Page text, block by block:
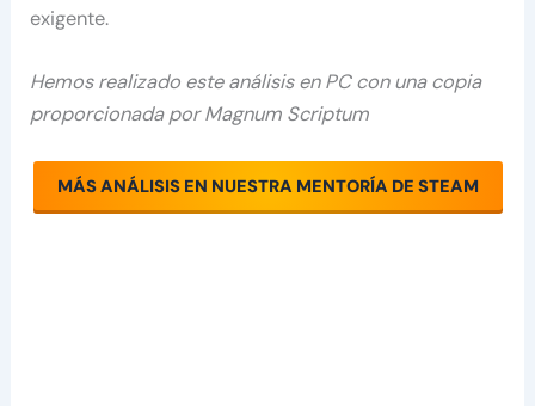
exigente.
Hemos realizado este análisis en PC con una copia
proporcionada por Magnum Scriptum
MÁS ANÁLISIS EN NUESTRA MENTORÍA DE STEAM